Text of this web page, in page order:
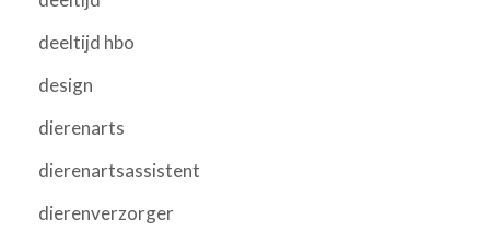
deeltijd hbo
design
dierenarts
dierenartsassistent
dierenverzorger